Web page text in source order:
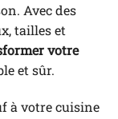
Avec des
tailles et
votre
et sûr.
à votre cuisine